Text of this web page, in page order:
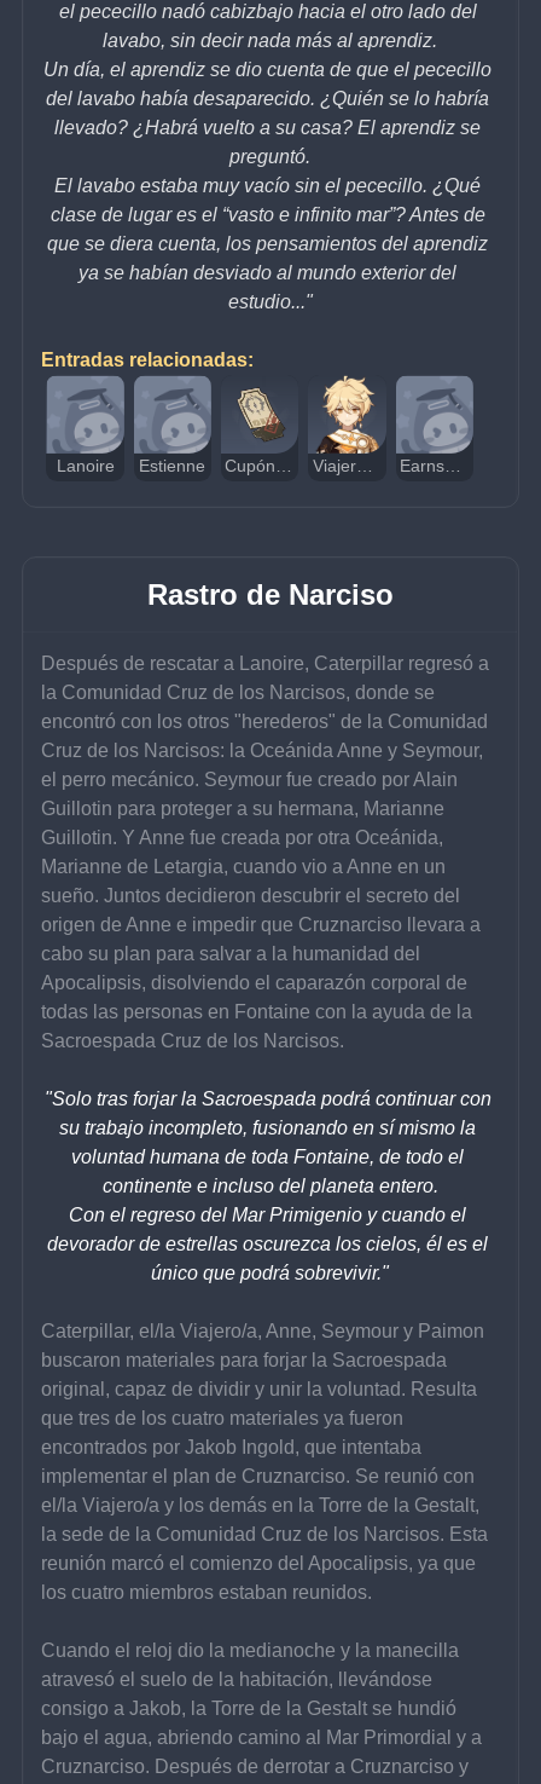
el pececillo nadó cabizbajo hacia el otro lado del
lavabo, sin decir nada más al aprendiz.
Un día, el aprendiz se dio cuenta de que el pececillo
del lavabo había desaparecido. ¿Quién se lo habría
llevado? ¿Habrá vuelto a su casa? El aprendiz se
preguntó.
El lavabo estaba muy vacío sin el pececillo. ¿Qué
clase de lugar es el “vasto e infinito mar”? Antes de
que se diera cuenta, los pensamientos del aprendiz
ya se habían desviado al mundo exterior del
estudio..."
Entradas relacionadas:
Lanoire Estienne Cupón crediticio Viajero (Hydro) Earnshaw
Rastro de Narciso
Después de rescatar a Lanoire, Caterpillar regresó a
la Comunidad Cruz de los Narcisos, donde se
encontró con los otros "herederos" de la Comunidad
Cruz de los Narcisos: la Oceánida Anne y Seymour,
el perro mecánico. Seymour fue creado por Alain
Guillotin para proteger a su hermana, Marianne
Guillotin. Y Anne fue creada por otra Oceánida,
Marianne de Letargia, cuando vio a Anne en un
sueño. Juntos decidieron descubrir el secreto del
origen de Anne e impedir que Cruznarciso llevara a
cabo su plan para salvar a la humanidad del
Apocalipsis, disolviendo el caparazón corporal de
todas las personas en Fontaine con la ayuda de la
Sacroespada Cruz de los Narcisos.
"Solo tras forjar la Sacroespada podrá continuar con
su trabajo incompleto, fusionando en sí mismo la
voluntad humana de toda Fontaine, de todo el
continente e incluso del planeta entero.
Con el regreso del Mar Primigenio y cuando el
devorador de estrellas oscurezca los cielos, él es el
único que podrá sobrevivir."
Caterpillar, el/la Viajero/a, Anne, Seymour y Paimon
buscaron materiales para forjar la Sacroespada
original, capaz de dividir y unir la voluntad. Resulta
que tres de los cuatro materiales ya fueron
encontrados por Jakob Ingold, que intentaba
implementar el plan de Cruznarciso. Se reunió con
el/la Viajero/a y los demás en la Torre de la Gestalt,
la sede de la Comunidad Cruz de los Narcisos. Esta
reunión marcó el comienzo del Apocalipsis, ya que
los cuatro miembros estaban reunidos.
Cuando el reloj dio la medianoche y la manecilla
atravesó el suelo de la habitación, llevándose
consigo a Jakob, la Torre de la Gestalt se hundió
bajo el agua, abriendo camino al Mar Primordial y a
Cruznarciso. Después de derrotar a Cruznarciso y